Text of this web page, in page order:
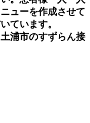
ューを作成させて
ています。
浦市のすずらん接